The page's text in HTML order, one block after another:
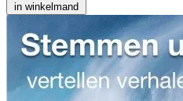
in winkelmand